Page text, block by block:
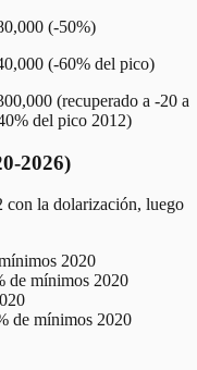
(-50%)
(-60% del pico)
(recuperado a -20 a
del pico 2012)
2026)
con la dolarización, luego
2020
de mínimos 2020
de mínimos 2020